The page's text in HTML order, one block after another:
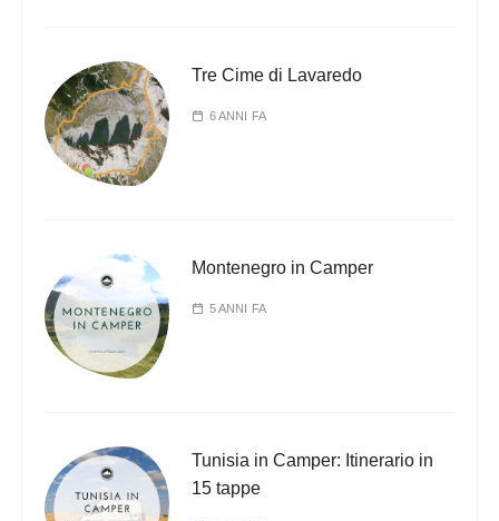
Tre Cime di Lavaredo
6 ANNI FA
Montenegro in Camper
5 ANNI FA
Tunisia in Camper: Itinerario in
15 tappe